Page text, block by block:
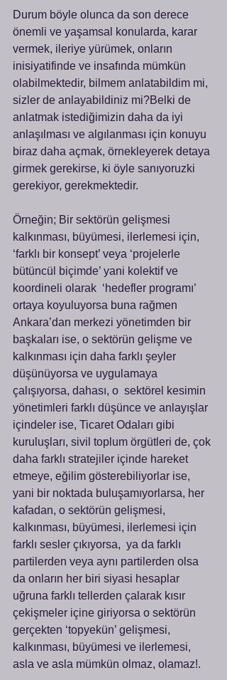
Durum böyle olunca da son derece
önemli ve yaşamsal konularda, karar
vermek, ileriye yürümek, onların
inisiyatifinde ve insafında mümkün
olabilmektedir, bilmem anlatabildim mi,
sizler de anlayabildiniz mi?Belki de
anlatmak istediğimizin daha da iyi
anlaşılması ve algılanması için konuyu
biraz daha açmak, örnekleyerek detaya
girmek gerekirse, ki öyle sanıyoruzki
gerekiyor, gerekmektedir.
Örneğin; Bir sektörün gelişmesi
kalkınması, büyümesi, ilerlemesi için,
‘farklı bir konsept’ veya ‘projelerle
bütüncül biçimde’ yani kolektif ve
koordineli olarak  ‘hedefler programı’
ortaya koyuluyorsa buna rağmen
Ankara’dan merkezi yönetimden bir
başkaları ise, o sektörün gelişme ve
kalkınması için daha farklı şeyler
düşünüyorsa ve uygulamaya
çalışıyorsa, dahası, o  sektörel kesimin
yönetimleri farklı düşünce ve anlayışlar
içindeler ise, Ticaret Odaları gibi
kuruluşları, sivil toplum örgütleri de, çok
daha farklı stratejiler içinde hareket
etmeye, eğilim gösterebiliyorlar ise,
yani bir noktada buluşamıyorlarsa, her
kafadan, o sektörün gelişmesi,
kalkınması, büyümesi, ilerlemesi için
farklı sesler çıkıyorsa,  ya da farklı
partilerden veya aynı partilerden olsa
da onların her biri siyasi hesaplar
uğruna farklı tellerden çalarak kısır
çekişmeler içine giriyorsa o sektörün
gerçekten ‘topyekün’ gelişmesi,
kalkınması, büyümesi ve ilerlemesi,
asla ve asla mümkün olmaz, olamaz!.